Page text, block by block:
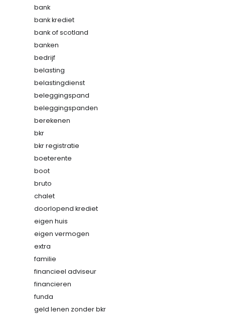
bank
bank krediet
bank of scotland
banken
bedrijf
belasting
belastingdienst
beleggingspand
beleggingspanden
berekenen
bkr
bkr registratie
boeterente
boot
bruto
chalet
doorlopend krediet
eigen huis
eigen vermogen
extra
familie
financieel adviseur
financieren
funda
geld lenen zonder bkr